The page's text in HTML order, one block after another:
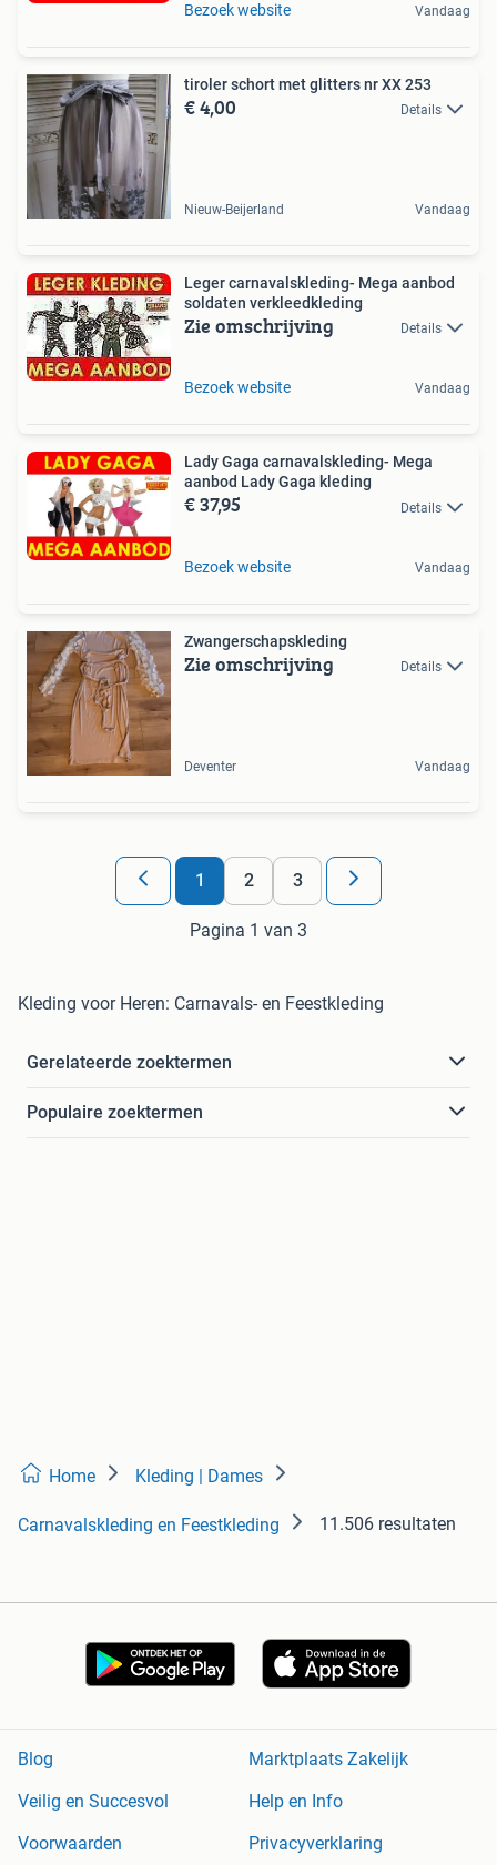
Bezoek website Vandaag
tiroler schort met glitters nr XX 253
€ 4,00 Details
Nieuw-Beijerland Vandaag
Leger carnavalskleding- Mega aanbod
soldaten verkleedkleding
Zie omschrijving Details
Bezoek website Vandaag
Lady Gaga carnavalskleding- Mega
aanbod Lady Gaga kleding
€ 37,95 Details
Bezoek website Vandaag
Zwangerschapskleding
Zie omschrijving Details
Deventer Vandaag
1 2 3
Pagina 1 van 3
Kleding voor Heren: Carnavals- en Feestkleding
Gerelateerde zoektermen
Populaire zoektermen
Home Kleding | Dames
Carnavalskleding en Feestkleding 11.506 resultaten
Blog
Marktplaats Zakelijk
Veilig en Succesvol
Help en Info
Voorwaarden
Privacyverklaring